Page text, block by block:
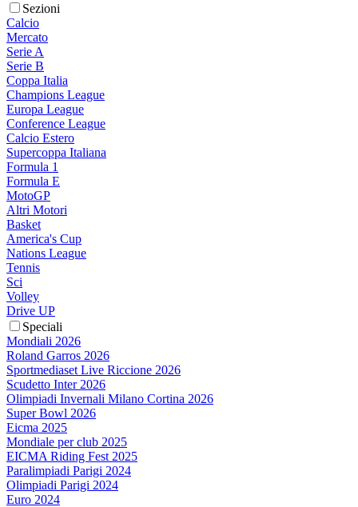
Sezioni
Calcio
Mercato
Serie A
Serie B
Coppa Italia
Champions League
Europa League
Conference League
Calcio Estero
Supercoppa Italiana
Formula 1
Formula E
MotoGP
Altri Motori
Basket
America's Cup
Nations League
Tennis
Sci
Volley
Drive UP
Speciali
Mondiali 2026
Roland Garros 2026
Sportmediaset Live Riccione 2026
Scudetto Inter 2026
Olimpiadi Invernali Milano Cortina 2026
Super Bowl 2026
Eicma 2025
Mondiale per club 2025
EICMA Riding Fest 2025
Paralimpiadi Parigi 2024
Olimpiadi Parigi 2024
Euro 2024